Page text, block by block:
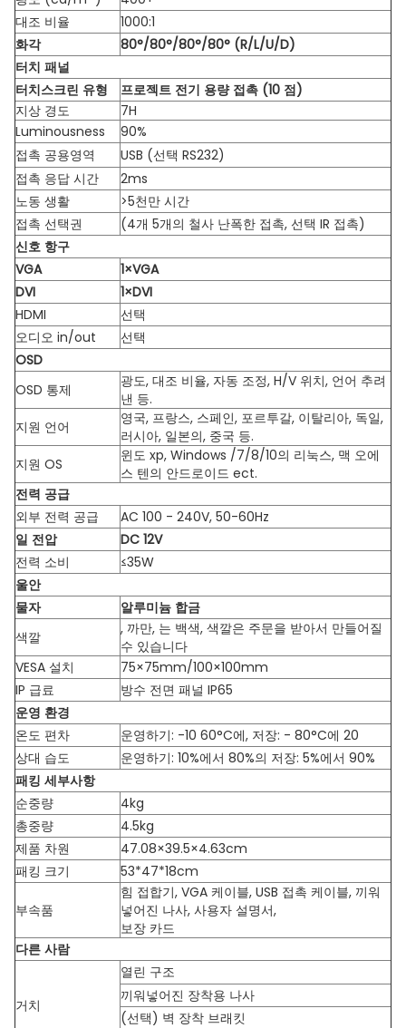
대조 비율
1000:1
화각
80°/80°/80°/80° (R/L/U/D)
터치 패널
터치스크린 유형
프로젝트 전기 용량 접촉 (10 점)
지상 경도
7H
Luminousness
90%
접촉 공용영역
USB (선택 RS232)
접촉 응답 시간
2ms
노동 생활
>5천만 시간
접촉 선택권
(4개 5개의 철사 난폭한 접촉, 선택 IR 접촉)
신호 항구
VGA
1×VGA
DVI
1×DVI
HDMI
선택
오디오 in/out
선택
OSD
OSD 통제
광도, 대조 비율, 자동 조정, H/V 위치, 언어 추려
낸 등.
지원 언어
영국, 프랑스, 스페인, 포르투갈, 이탈리아, 독일,
러시아, 일본의, 중국 등.
지원 OS
윈도 xp, Windows /7/8/10의 리눅스, 맥 오에
스 텐의 안드로이드 ect.
전력 공급
외부 전력 공급
AC 100 - 240V, 50-60Hz
일 전압
DC 12V
전력 소비
≤35W
울안
물자
알루미늄 합금
색깔
, 까만, 는 백색, 색깔은 주문을 받아서 만들어질
수 있습니다
VESA 설치
75×75mm/100×100mm
IP 급료
방수 전면 패널 IP65
운영 환경
온도 편차
운영하기: -10 60°C에, 저장: - 80°C에 20
상대 습도
운영하기: 10%에서 80%의 저장: 5%에서 90%
패킹 세부사항
순중량
4kg
총중량
4.5kg
제품 차원
47.08×39.5×4.63cm
패킹 크기
53*47*18cm
부속품
힘 접합기, VGA 케이블, USB 접촉 케이블, 끼워
넣어진 나사, 사용자 설명서,
보장 카드
다른 사람
거치
열린 구조
끼워넣어진 장착용 나사
(선택) 벽 장착 브래킷